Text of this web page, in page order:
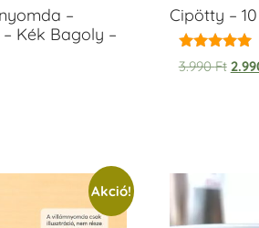
–
Kék Bagoly –
Cipötty –
Értékelés:
5.00
3.990Ft
Akció!